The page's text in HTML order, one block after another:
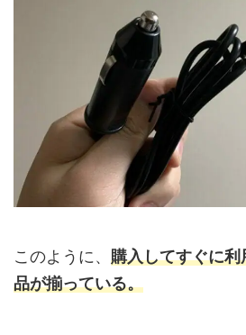
このように、 購入してすぐに
品が揃っている。